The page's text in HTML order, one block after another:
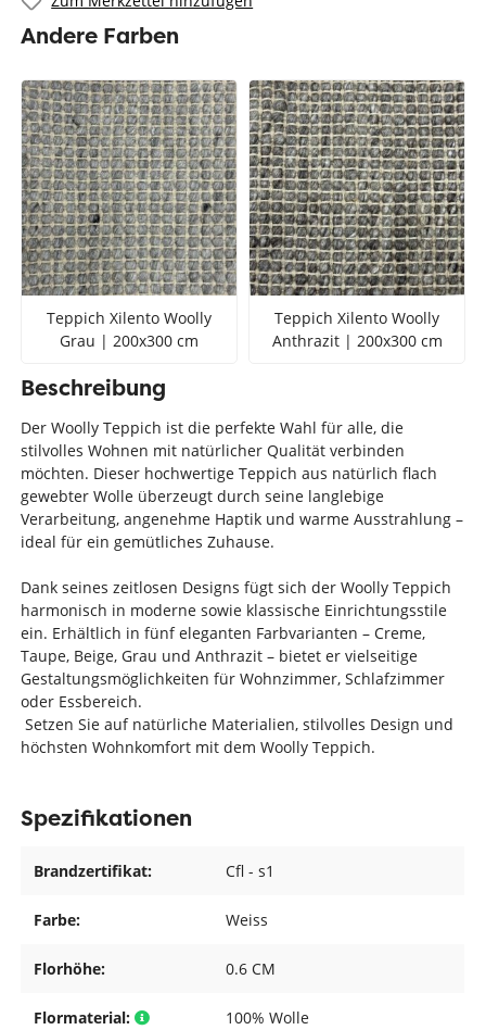
Andere Farben
Teppich Xilento Woolly
Grau | 200x300 cm
Teppich Xilento Woolly
Anthrazit | 200x300 cm
Beschreibung
Der Woolly Teppich ist die perfekte Wahl für alle, die
stilvolles Wohnen mit natürlicher Qualität verbinden
möchten. Dieser hochwertige Teppich aus natürlich flach
gewebter Wolle überzeugt durch seine langlebige
Verarbeitung, angenehme Haptik und warme Ausstrahlung –
ideal für ein gemütliches Zuhause.
Dank seines zeitlosen Designs fügt sich der Woolly Teppich
harmonisch in moderne sowie klassische Einrichtungsstile
ein. Erhältlich in fünf eleganten Farbvarianten – Creme,
Taupe, Beige, Grau und Anthrazit – bietet er vielseitige
Gestaltungsmöglichkeiten für Wohnzimmer, Schlafzimmer
oder Essbereich.
Setzen Sie auf natürliche Materialien, stilvolles Design und
höchsten Wohnkomfort mit dem Woolly Teppich.
Spezifikationen
Brandzertifikat: Cfl - s1
Farbe: Weiss
Florhöhe: 0.6 CM
Flormaterial: 100% Wolle